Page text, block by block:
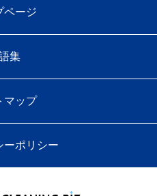
ページ
集
マップ
ーポリシー